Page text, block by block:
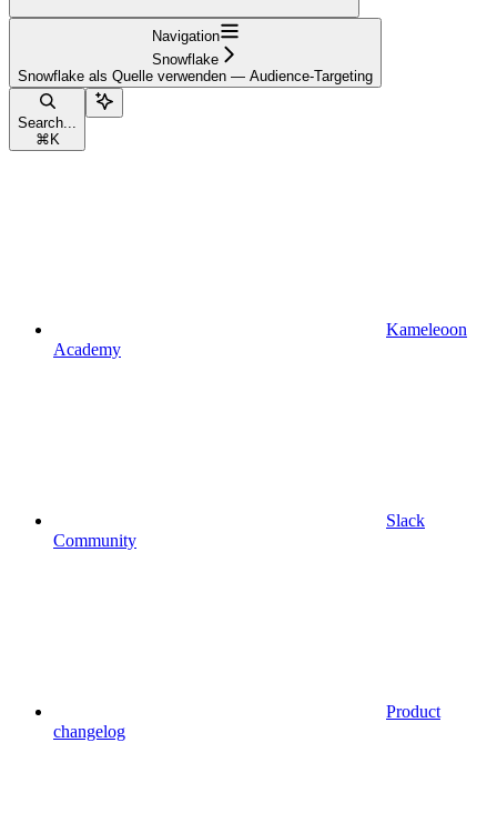
Navigation
Snowflake
Snowflake als Quelle verwenden — Audience-Targeting
Search...
⌘ K
Kameleoon
Academy
Slack
Community
Product
changelog